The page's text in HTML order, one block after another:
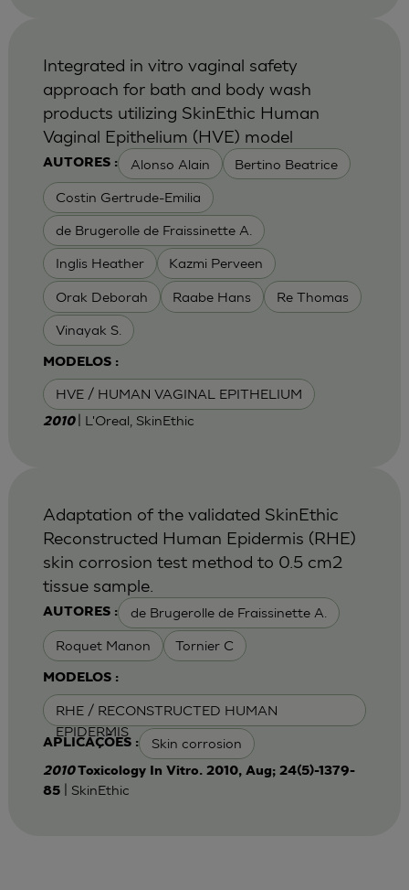
AUTORES : Alonso Alain Bertino Beatrice
Costin Gertrude-Emilia
de Brugerolle de Fraissinette A.
Inglis Heather Kazmi Perveen
Orak Deborah Raabe Hans Re Thomas
Vinayak S.
MODELOS :
HVE / HUMAN VAGINAL EPITHELIUM
Integrated in vitro vaginal safety
approach for bath and body wash
products utilizing SkinEthic Human
Vaginal Epithelium (HVE) model
2010 | L'Oreal, SkinEthic
AUTORES : de Brugerolle de Fraissinette A.
Roquet Manon Tornier C
MODELOS :
RHE / RECONSTRUCTED HUMAN
EPIDERMIS
APLICAÇÕES : Skin corrosion
Adaptation of the validated SkinEthic
Reconstructed Human Epidermis (RHE)
skin corrosion test method to 0.5 cm2
tissue sample.
2010Toxicology In Vitro. 2010, Aug; 24(5)-1379-
85| SkinEthic